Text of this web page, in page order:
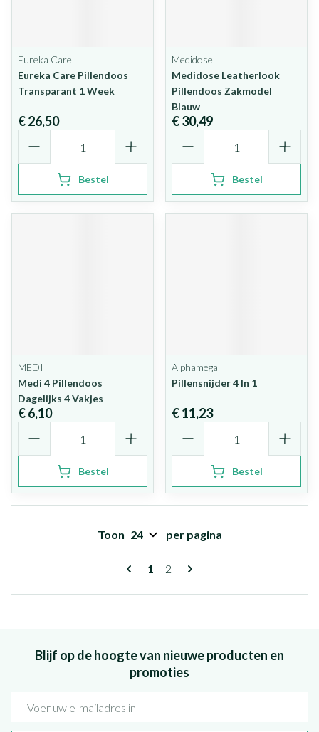
Eureka Care
Eureka Care Pillendoos
Transparant 1 Week
€ 26,50
Bestel
Medidose
Medidose Leatherlook
Pillendoos Zakmodel
Blauw
€ 30,49
Bestel
MEDI
Medi 4 Pillendoos
Dagelijks 4 Vakjes
€ 6,10
Bestel
Alphamega
Pillensnijder 4 In 1
€ 11,23
Bestel
Pagina's
U lees momenteel pagina
1 Pagina
2
Toon per pagina
Blijf op de hoogte van nieuwe producten en
promoties